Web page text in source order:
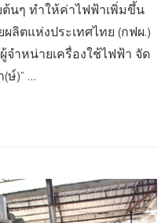
นๆ ทำให้ค่าไฟฟ้าเพิ่มขึ้น
ลิตแห่งประเทศไทย (กฟผ.)
ำหน่ายเครื่องใช้ไฟฟ้า จัด
ษ์)” …